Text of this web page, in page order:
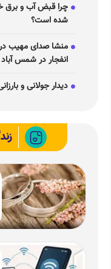
شده است؟
منشا صدای مهیب
انفجار در شمس آباد
دیدار جولانی و